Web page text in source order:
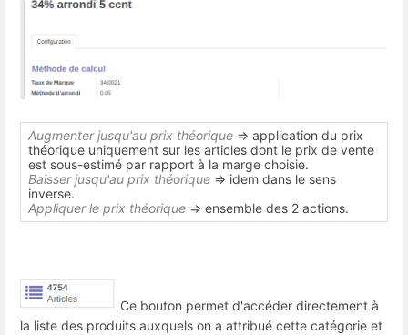
Augmenter jusqu'au prix théorique => application du prix
théorique uniquement sur les articles dont le prix de vente
est sous-estimé par rapport à la marge choisie.
Baisser jusqu'au prix théorique => idem dans le sens
inverse.
Appliquer le prix théorique => ensemble des 2 actions.
Ce bouton permet d'accéder directement à
la liste des produits auxquels on a attribué cette catégorie et